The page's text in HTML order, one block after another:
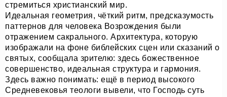
стремиться христианский мир.
Идеальная геометрия, чёткий ритм, предсказумость
паттернов для человека Возрождения были
отражением сакрального. Архитектура, которую
изображали на фоне библейских сцен или сказаний о
святых, сообщала зрителю: здесь божественное
совершенство, идеальная структура и гармония.
Здесь важно понимать: ещё в период высокого
Средневековья теологи вывели, что Господь суть